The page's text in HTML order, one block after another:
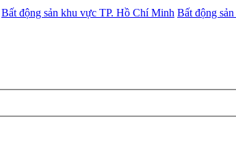
Bất động sản khu vực TP. Hồ Chí Minh Bất động